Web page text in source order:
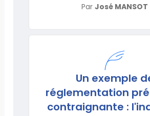
Par José MANSOT
Un exemple
réglementation
contraignante :